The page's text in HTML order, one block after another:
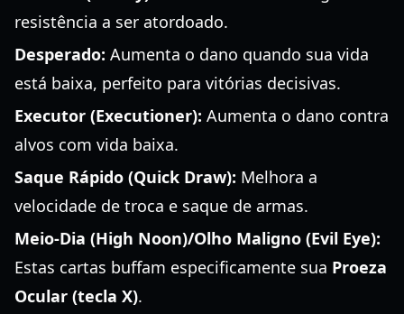
resistência a ser atordoado.
Desperado: Aumenta o dano quando sua vida
está baixa, perfeito para vitórias decisivas.
Executor (Executioner): Aumenta o dano contra
alvos com vida baixa.
Saque Rápido (Quick Draw): Melhora a
velocidade de troca e saque de armas.
Meio-Dia (High Noon)/Olho Maligno (Evil Eye):
Estas cartas buffam especificamente sua Proeza
Ocular (tecla X).